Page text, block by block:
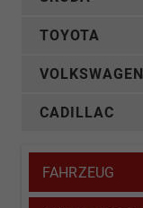
TOYOTA
VOLKSWAGEN
CADILLAC
FAHRZEUG